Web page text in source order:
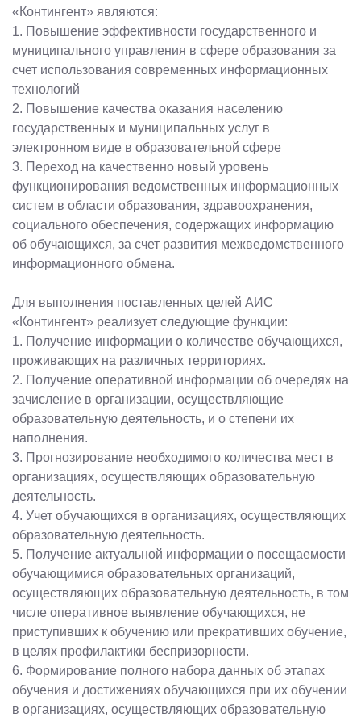
«Контингент» являются:
1. Повышение эффективности государственного и
муниципального управления в сфере образования за
счет использования современных информационных
технологий
2. Повышение качества оказания населению
государственных и муниципальных услуг в
электронном виде в образовательной сфере
3. Переход на качественно новый уровень
функционирования ведомственных информационных
систем в области образования, здравоохранения,
социального обеспечения, содержащих информацию
об обучающихся, за счет развития межведомственного
информационного обмена.
Для выполнения поставленных целей АИС
«Контингент» реализует следующие функции:
1. Получение информации о количестве обучающихся,
проживающих на различных территориях.
2. Получение оперативной информации об очередях на
зачисление в организации, осуществляющие
образовательную деятельность, и о степени их
наполнения.
3. Прогнозирование необходимого количества мест в
организациях, осуществляющих образовательную
деятельность.
4. Учет обучающихся в организациях, осуществляющих
образовательную деятельность.
5. Получение актуальной информации о посещаемости
обучающимися образовательных организаций,
осуществляющих образовательную деятельность, в том
числе оперативное выявление обучающихся, не
приступивших к обучению или прекративших обучение,
в целях профилактики беспризорности.
6. Формирование полного набора данных об этапах
обучения и достижениях обучающихся при их обучении
в организациях, осуществляющих образовательную